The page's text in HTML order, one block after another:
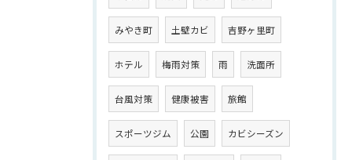
みやき町 土壁カビ 吉野ヶ里町
ホテル 梅雨対策 雨 洗面所
台風対策 健康被害 旅館
スポーツジム 公園 カビシーズン